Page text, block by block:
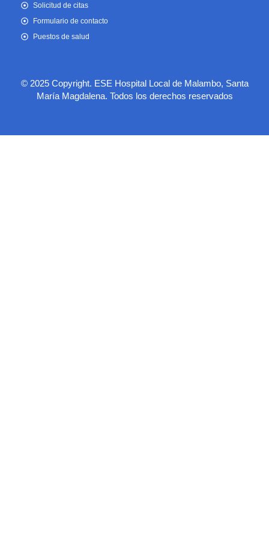
Solicitud de citas
Formulario de contacto
Puestos de salud
© 2025 Copyright. ESE Hospital Local de Malambo, Santa
María Magdalena. Todos los derechos reservados